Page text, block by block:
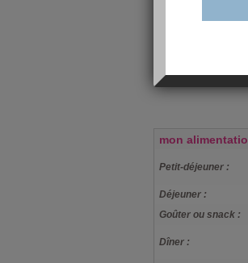
les enfants ont
direction le
papa est passé à
mon
Petit-déjeuner :
Déjeuner :
Goûter ou snack :
Dîner :